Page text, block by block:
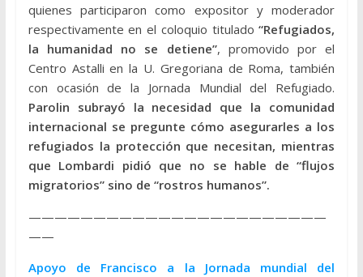
quienes participaron como expositor y moderador
respectivamente en el coloquio titulado“Refugiados,
la humanidad no se detiene”, promovido por el
Centro Astalli en la U. Gregoriana de Roma, también
con ocasión de la Jornada Mundial del Refugiado.
Parolin subrayó la necesidad que la comunidad
internacional se pregunte cómo asegurarles a los
refugiados la protección que necesitan, mientras
que Lombardi pidió que no se hable de “flujos
migratorios” sino de “rostros humanos”.
———————————————————————
——
Apoyo de Francisco a la Jornada mundial del